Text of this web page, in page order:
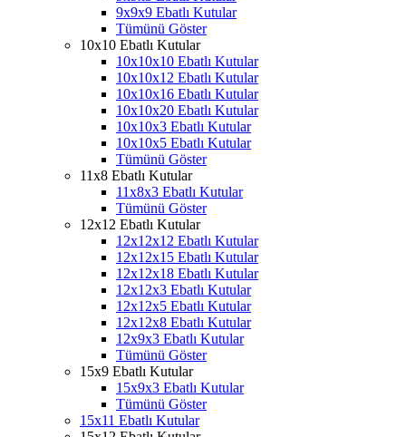
9x9x9 Ebatlı Kutular
Tümünü Göster
10x10 Ebatlı Kutular
10x10x10 Ebatlı Kutular
10x10x12 Ebatlı Kutular
10x10x16 Ebatlı Kutular
10x10x20 Ebatlı Kutular
10x10x3 Ebatlı Kutular
10x10x5 Ebatlı Kutular
Tümünü Göster
11x8 Ebatlı Kutular
11x8x3 Ebatlı Kutular
Tümünü Göster
12x12 Ebatlı Kutular
12x12x12 Ebatlı Kutular
12x12x15 Ebatlı Kutular
12x12x18 Ebatlı Kutular
12x12x3 Ebatlı Kutular
12x12x5 Ebatlı Kutular
12x12x8 Ebatlı Kutular
12x9x3 Ebatlı Kutular
Tümünü Göster
15x9 Ebatlı Kutular
15x9x3 Ebatlı Kutular
Tümünü Göster
15x11 Ebatlı Kutular